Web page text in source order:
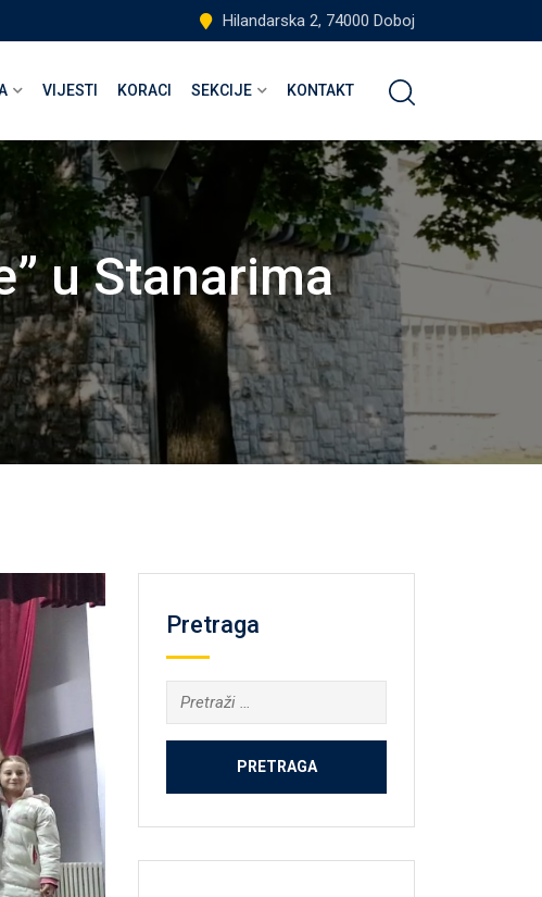
Hilandarska 2, 74000 Doboj
VIJESTI KORACI SEKCIJE KONTAKT
u Stanarima
Pretraga
Pretraga: